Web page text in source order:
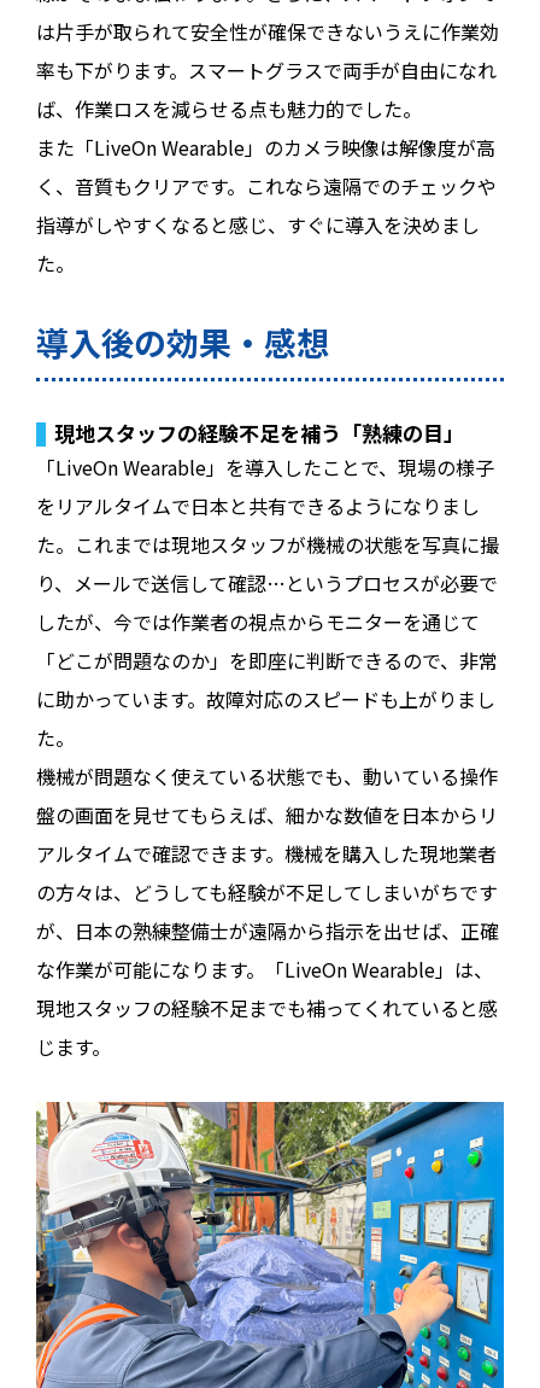
は片手が取られて安全性が確保できないうえに作業効
率も下がります。スマートグラスで両手が自由になれ
ば、作業ロスを減らせる点も魅力的でした。
また「LiveOn Wearable」のカメラ映像は解像度が高
く、音質もクリアです。これなら遠隔でのチェックや
指導がしやすくなると感じ、すぐに導入を決めまし
た。
導入後の効果・感想
現地スタッフの経験不足を補う「熟練の目」
「LiveOn Wearable」を導入したことで、現場の様子
をリアルタイムで日本と共有できるようになりまし
た。これまでは現地スタッフが機械の状態を写真に撮
り、メールで送信して確認…というプロセスが必要で
したが、今では作業者の視点からモニターを通じて
「どこが問題なのか」を即座に判断できるので、非常
に助かっています。故障対応のスピードも上がりまし
た。
機械が問題なく使えている状態でも、動いている操作
盤の画面を見せてもらえば、細かな数値を日本からリ
アルタイムで確認できます。機械を購入した現地業者
の方々は、どうしても経験が不足してしまいがちです
が、日本の熟練整備士が遠隔から指示を出せば、正確
な作業が可能になります。「LiveOn Wearable」は、
現地スタッフの経験不足までも補ってくれていると感
じます。